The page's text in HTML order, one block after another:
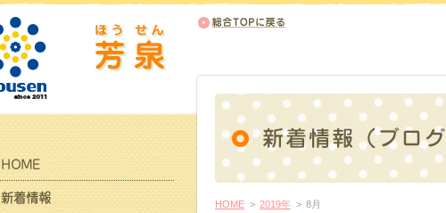
HOME > 2019年 > 8月
HOME
新着情報